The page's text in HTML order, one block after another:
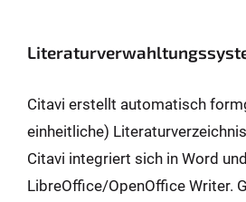
Citavi erstellt automatisch
einheitliche)
Citavi integriert sich in Word und
LibreOffice/OpenOffice Writer.